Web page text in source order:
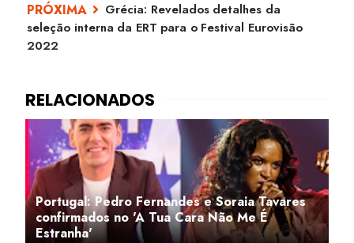
Grécia: Revelados detalhes da
seleção interna da ERT para o Festival Eurovisão
2022
Portugal: Pedro Fernandes e Soraia Tavares
confirmados no 'A Tua Cara Não Me É
Estranha'